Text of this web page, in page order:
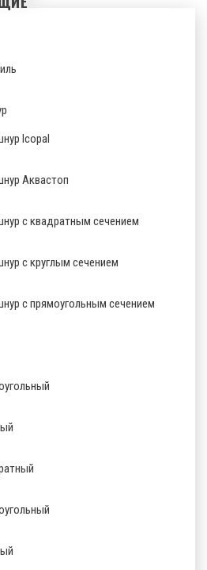
Icopal
Аквастоп
с квадратным сечением
с круглым сечением
с прямоугольным сечением